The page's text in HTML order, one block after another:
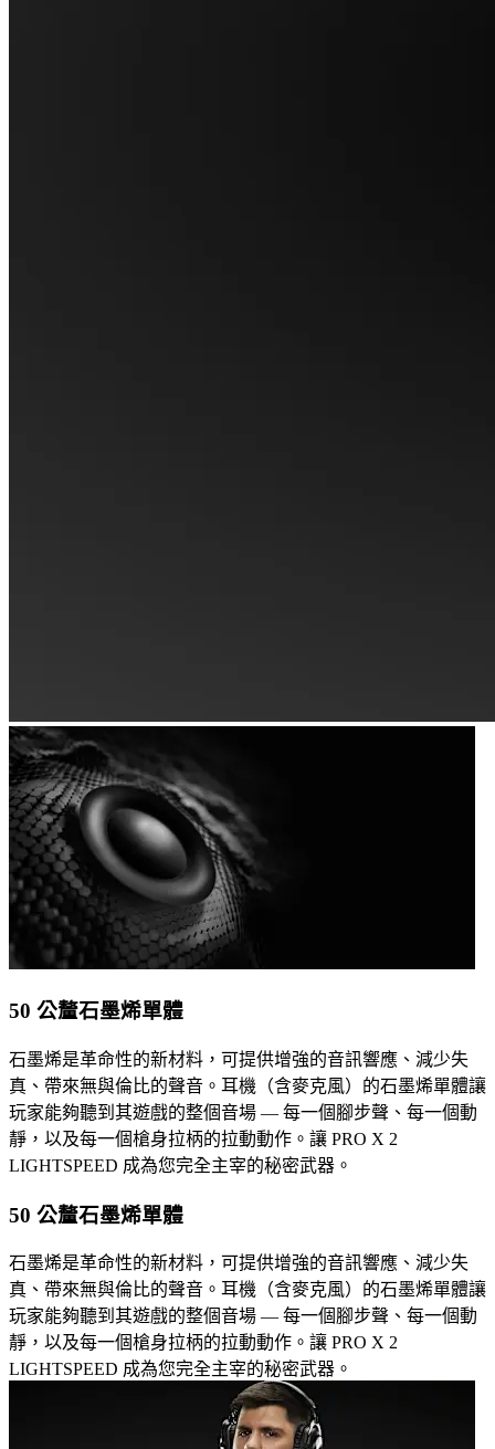
50 公釐石墨烯單體
石墨烯是革命性的新材料，可提供增強的音訊響應、減少失
真、帶來無與倫比的聲音。耳機（含麥克風）的石墨烯單體讓
玩家能夠聽到其遊戲的整個音場 — 每一個腳步聲、每一個動
靜，以及每一個槍身拉柄的拉動動作。讓 PRO X 2
LIGHTSPEED 成為您完全主宰的秘密武器。
50 公釐石墨烯單體
石墨烯是革命性的新材料，可提供增強的音訊響應、減少失
真、帶來無與倫比的聲音。耳機（含麥克風）的石墨烯單體讓
玩家能夠聽到其遊戲的整個音場 — 每一個腳步聲、每一個動
靜，以及每一個槍身拉柄的拉動動作。讓 PRO X 2
LIGHTSPEED 成為您完全主宰的秘密武器。